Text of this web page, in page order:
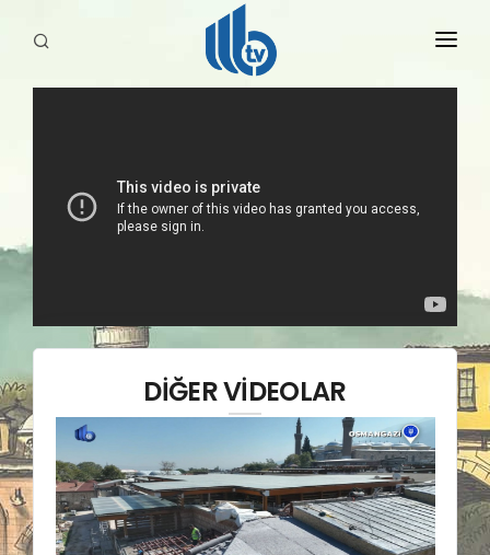
YAYINLARIMIZ
DİĞER VİDEOLAR